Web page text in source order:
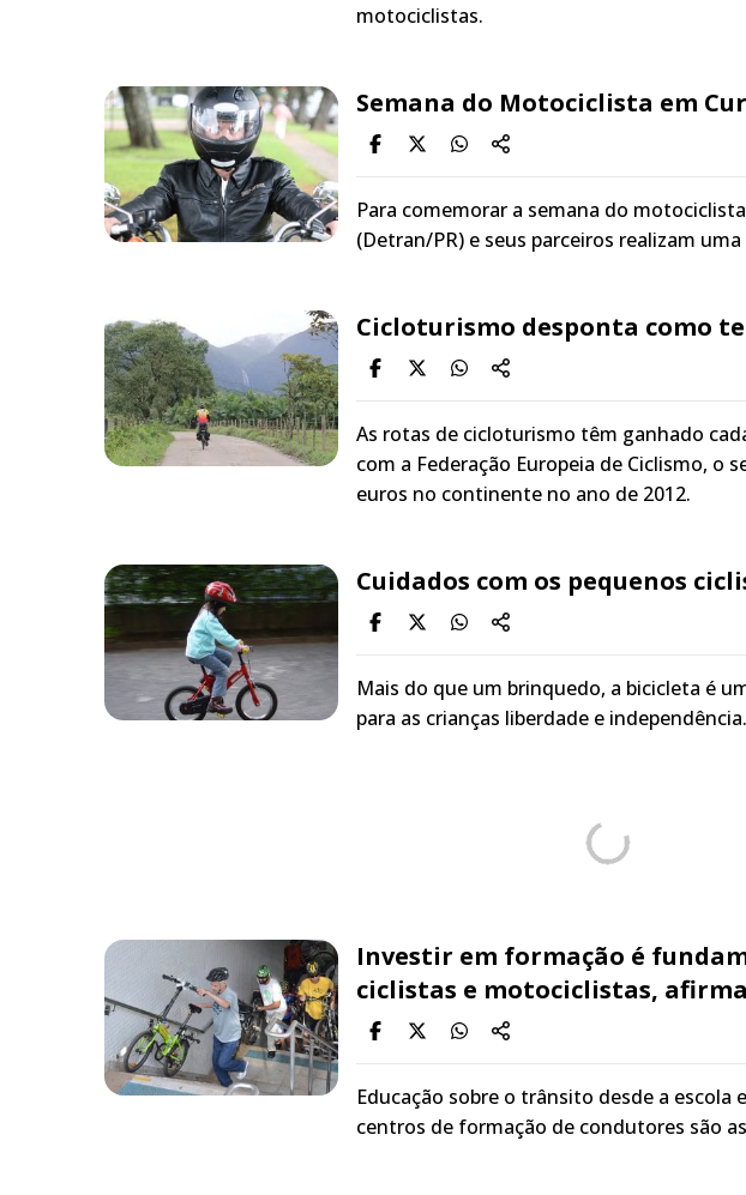
motociclistas.
Semana do Motociclista em
Para comemorar a semana do
(Detran/PR) e seus parceiros realizam
Cicloturismo desponta como
As rotas de cicloturismo têm ganhado
com a Federação Europeia de Ciclismo, o
euros no continente no ano de 2012.
Cuidados com os pequenos
Mais do que um brinquedo, a bicicleta é
para as crianças liberdade e independência.
Investir em formação é
ciclistas e motociclistas,
Educação sobre o trânsito desde a
centros de formação de condutores são